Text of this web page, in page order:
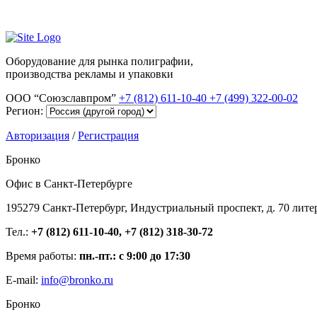
Оборудование для рынка полиграфии,
производства рекламы и упаковки
ООО “Союзславпром” +7 (812) 611-10-40 +7 (499) 322-00-02
Регион:
Авторизация /Регистрация
Бронко
Офис в Санкт-Петербурге
195279 Санкт-Петербург, Индустриальный проспект, д. 70
Тел.: +7 (812) 611-10-40, +7 (812) 318-30-72
Время работы: пн.-пт.: с 9:00 до 17:30
E-mail: info@bronko.ru
Бронко